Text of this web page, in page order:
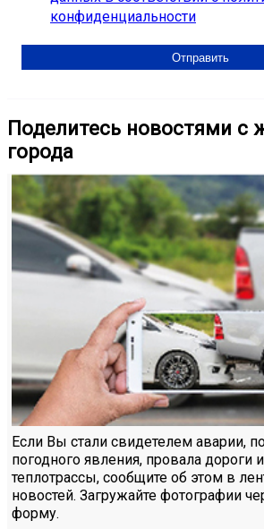
конфиденциальности
Поделитесь новостями с
города
Если Вы стали свидетелем аварии,
погодного явления, провала дороги
теплотрассы, сообщите об этом в
новостей. Загружайте фотографии
форму.